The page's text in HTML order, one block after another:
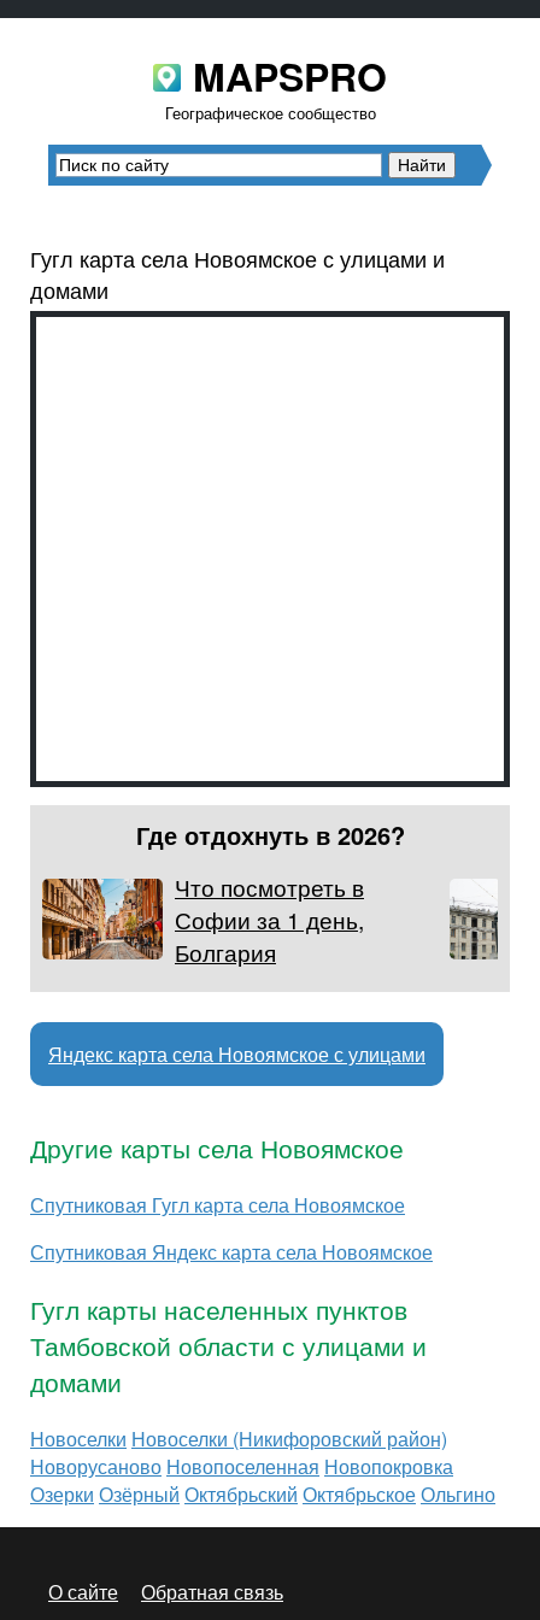
MAPSPRO
Географическое сообщество
Гугл карта села Новоямское с улицами и
домами
Где отдохнуть в 2026?
Что посмотреть в
Софии за 1 день,
Болгария
Яндекс карта села Новоямское с улицами
Другие карты села Новоямское
Спутниковая Гугл карта села Новоямское
Спутниковая Яндекс карта села Новоямское
Гугл карты населенных пунктов
Тамбовской области с улицами и
домами
Новоселки Новоселки (Никифоровский район)
Новорусаново Новопоселенная Новопокровка
Озерки Озёрный Октябрьский ОктябрьскоеОльгино
О сайте Обратная связь